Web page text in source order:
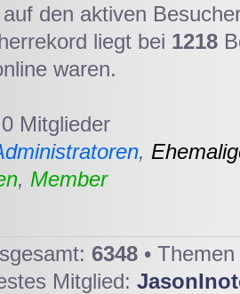
den aktiven
liegt bei 1218
waren.
Mitglieder
,
, Member
6348 •
Mitglied: